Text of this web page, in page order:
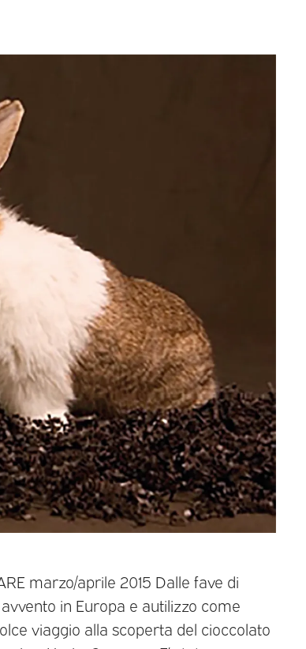
marzo/aprile 2015 Dalle fave di
in Europa e autilizzo come
viaggio alla scoperta del cioccolato